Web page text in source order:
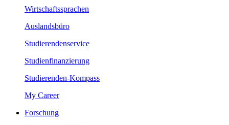
Wirtschaftssprachen
Auslandsbüro
Studierendenservice
Studienfinanzierung
Studierenden-Kompass
My Career
Forschung